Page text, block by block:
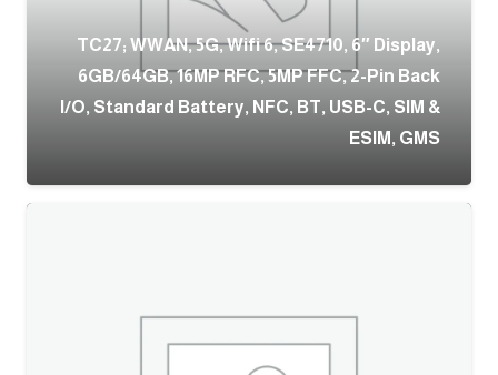
TC27; WWAN, 5G, Wifi 6, SE4710, 6″ Display,
6GB/64GB, 16MP RFC, 5MP FFC, 2-Pin Back
I/O, Standard Battery, NFC, BT, USB-C, SIM &
ESIM, GMS